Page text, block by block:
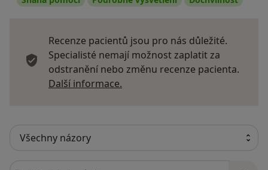
Recenze pacientů jsou pro nás důležité.
Specialisté nemají možnost zaplatit za
odstranění nebo změnu recenze pacienta.
Další informace.
Hledejte v názorech